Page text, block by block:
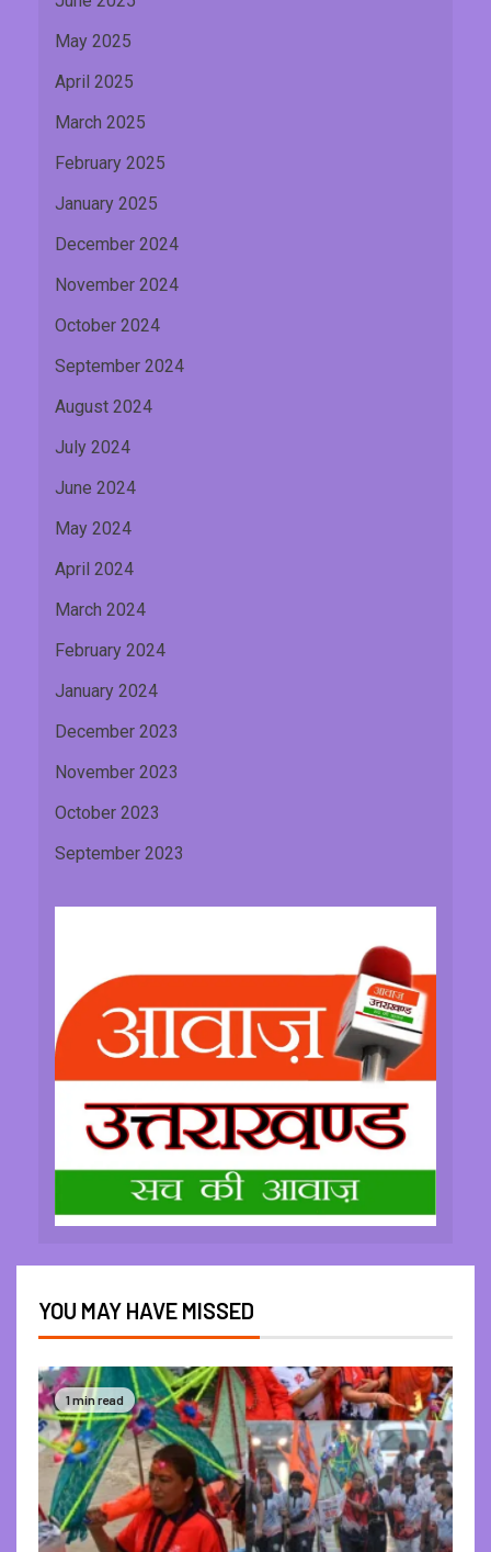
May 2025
April 2025
March 2025
February 2025
January 2025
December 2024
November 2024
October 2024
September 2024
August 2024
July 2024
June 2024
May 2024
April 2024
March 2024
February 2024
January 2024
December 2023
November 2023
October 2023
September 2023
YOU MAY HAVE MISSED
1 min read